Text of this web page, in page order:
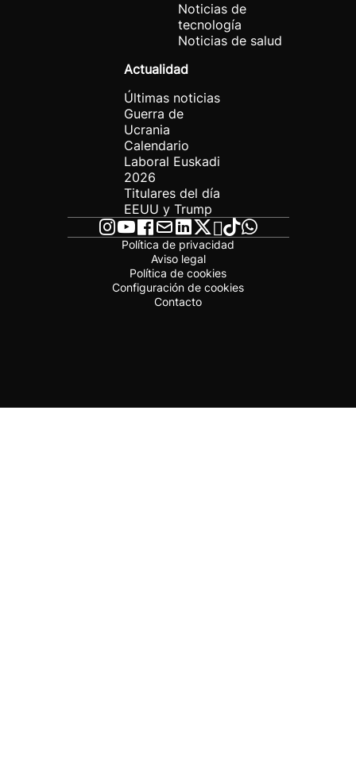
Noticias de
tecnología
Noticias de salud
Actualidad
Últimas noticias
Guerra de
Ucrania
Calendario
Laboral Euskadi
2026
Titulares del día
EEUU y Trump
Política de privacidad
Aviso legal
Política de cookies
Configuración de cookies
Contacto